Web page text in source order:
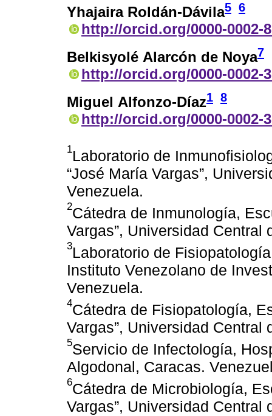
Yhajaira Roldán-Dávila5 6
http://orcid.org/0000-0002-
Belkisyolé Alarcón de Noya7
http://orcid.org/0000-0002-
Miguel Alfonzo-Díaz1 8
http://orcid.org/0000-0002-
1Laboratorio de
“José María Vargas”,
Venezuela.
2Cátedra de Inmunología,
Vargas”, Universidad
3Laboratorio de
Instituto Venezolano de
Venezuela.
4Cátedra de Fisiopatología,
Vargas”, Universidad
5Servicio de Infectología,
Algodonal, Caracas.
6Cátedra de Microbiología,
Vargas”, Universidad